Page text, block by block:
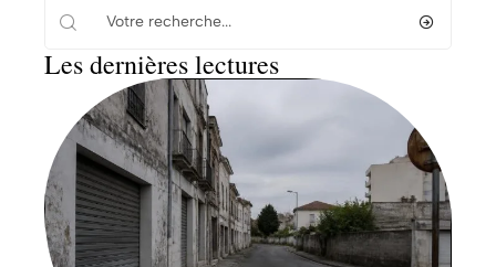
Les dernières lectures